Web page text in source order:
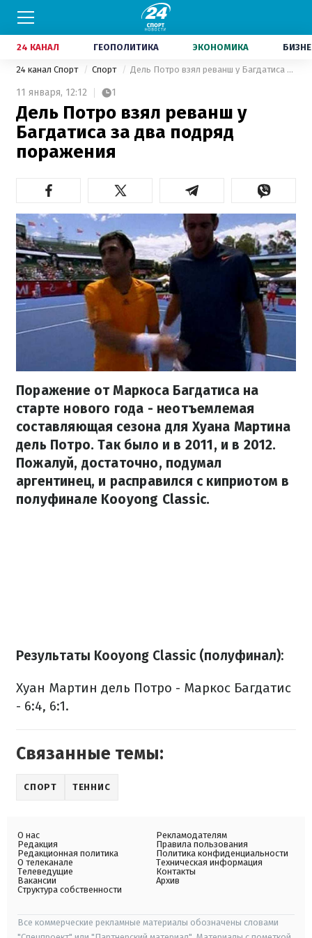
24 КАНАЛ ГЕОПОЛИТИКА ЭКОНОМИКА
24 канал Спорт Спорт Дель Потро взял реванш у Багдатиса за два подряд поражения
11 января, 12:12 1
Дель Потро взял реванш у
Багдатиса за два подряд
поражения
Поражение от Маркоса Багдатиса на
старте нового года - неотъемлемая
составляющая сезона для Хуана Мартина
дель Потро. Так было и в 2011, и в 2012.
Пожалуй, достаточно, подумал
аргентинец, и расправился с киприотом в
полуфинале Kooyong Classic.
Результаты Kooyong Classic (полуфинал):
Хуан Мартин дель Потро - Маркос Багдатис
- 6:4, 6:1.
Связанные темы:
СПОРТ ТЕННИС
О нас
Редакция
Редакционная политика
О телеканале
Телеведущие
Вакансии
Структура собственности
Рекламодателям
Правила пользования
Политика конфиденциальности
Техническая информация
Контакты
Архив
Все коммерческие рекламные материалы обозначены словами